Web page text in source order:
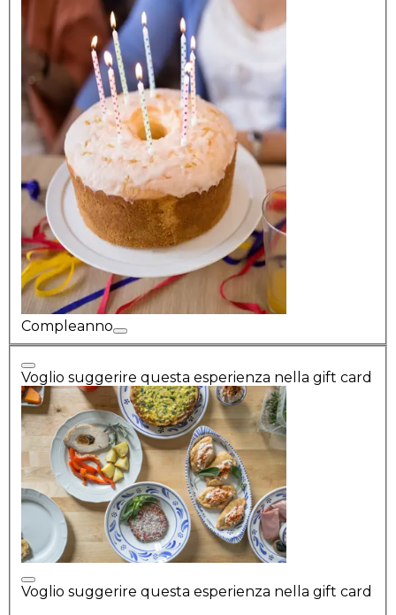
Compleanno
Voglio suggerire questa esperienza nella gift card
Voglio suggerire questa esperienza nella gift card